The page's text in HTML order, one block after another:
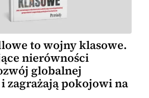
to wojny klasowe.
nierówności
globalnej
zagrażają pokojowi na